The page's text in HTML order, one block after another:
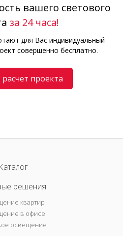
вашего светового
за 24 часа!
для Вас индивидуальный
совершенно бесплатно.
проекта
Каталог
решения
квартир
в офисе
освещение